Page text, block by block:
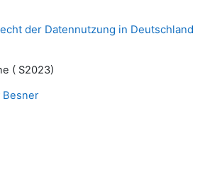
der Datennutzung in Deutschland
( S2023)
Besner